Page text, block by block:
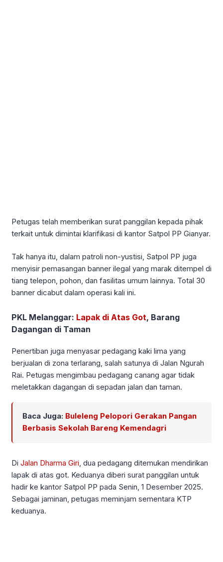
Petugas telah memberikan surat panggilan kepada pihak
terkait untuk dimintai klarifikasi di kantor Satpol PP Gianyar.
Tak hanya itu, dalam patroli non-yustisi, Satpol PP juga
menyisir pemasangan banner ilegal yang marak ditempel di
tiang telepon, pohon, dan fasilitas umum lainnya. Total 30
banner dicabut dalam operasi kali ini.
PKL Melanggar: Lapak di Atas Got, Barang
Dagangan di Taman
Penertiban juga menyasar pedagang kaki lima yang
berjualan di zona terlarang, salah satunya di Jalan Ngurah
Rai. Petugas mengimbau pedagang canang agar tidak
meletakkan dagangan di sepadan jalan dan taman.
Baca Juga: Buleleng Pelopori Gerakan Pangan
Berbasis Sekolah Bareng Kemendagri
Di Jalan Dharma Giri , dua pedagang ditemukan mendirikan
lapak di atas got. Keduanya diberi surat panggilan untuk
hadir ke kantor Satpol PP pada Senin, 1 Desember 2025.
Sebagai jaminan, petugas meminjam sementara KTP
keduanya.